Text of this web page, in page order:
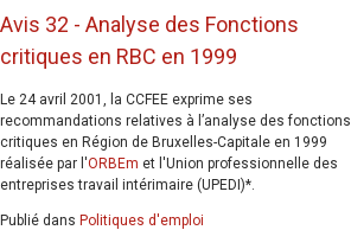
Avis 32 - Analyse des Fonctions
critiques en RBC en 1999
Le 24 avril 2001, la CCFEE exprime ses
recommandations relatives à l’analyse des fonctions
critiques en Région de Bruxelles-Capitale en 1999
réalisée par l'ORBEm et l'Union professionnelle des
entreprises travail intérimaire (UPEDI)*.
Publié dans Politiques d'emploi